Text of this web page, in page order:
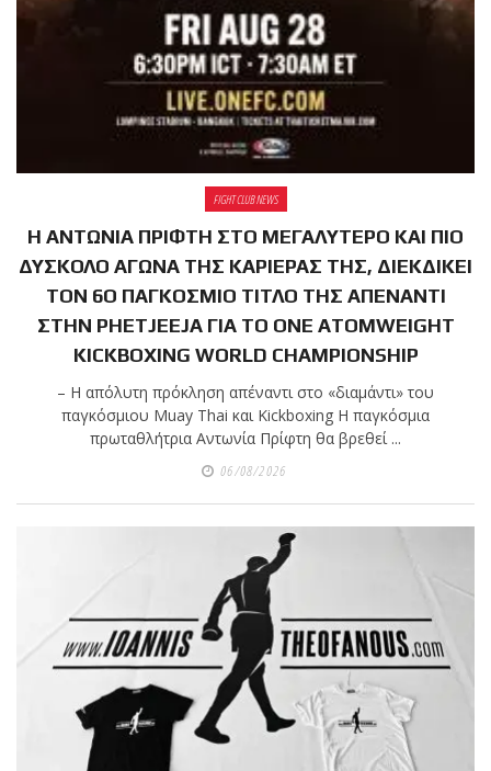
Ιωάννη
Θεοφάνους
με την υποστήριξη της
Sejoy Hellas.
Οι αθλητές
Club Galatsi
ολοκλήρωσαν με επιτυχία
τις καλοκαιρινές
εξετάσεις έγχρωμων
ζωνών!
Με μεγάλη
επιτυχία
πραγματοποιήθηκε το
Grand Master Reyson
Gracie στο Fight Club
Galatsi!
Ο
Κορυφαίος
FIGHT CLUB NEWS
Η ΑΝΤΩΝΙΑ ΠΡΙΦΤΗ ΣΤΟ ΜΕΓΑΛΥΤΕΡΟ ΚΑΙ ΠΙΟ
ΔΥΣΚΟΛΟ ΑΓΩΝΑ ΤΗΣ ΚΑΡΙΕΡΑΣ ΤΗΣ, ΔΙΕΚΔΙΚΕΙ
ΤΟΝ 6Ο ΠΑΓΚΟΣΜΙΟ ΤΙΤΛΟ ΤΗΣ ΑΠΕΝΑΝΤΙ
ΣΤΗΝ PHETJEEJA ΓΙΑ ΤΟ ONE ATOMWEIGHT
KICKBOXING WORLD CHAMPIONSHIP
– Η απόλυτη πρόκληση απέναντι στο «διαμάντι» του
παγκόσμιου Muay Thai και Kickboxing Η παγκόσμια
πρωταθλήτρια Αντωνία Πρίφτη θα βρεθεί ...
06/08/2026